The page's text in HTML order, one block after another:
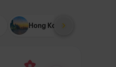
Hong Kong